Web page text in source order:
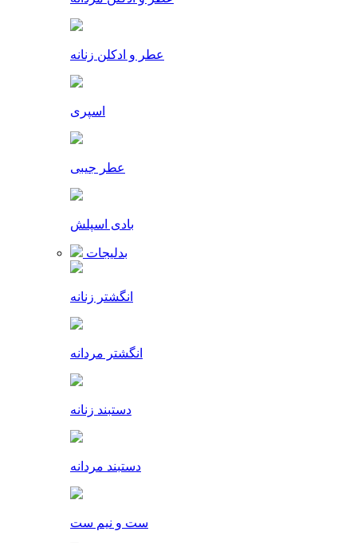
عطر و ادکلن زنانه
اسپری
عطر جیبی
بادی اسپلش
بدلیجات
انگشتر زنانه
انگشتر مردانه
دستبند زنانه
دستبند مردانه
ست و نیم ست